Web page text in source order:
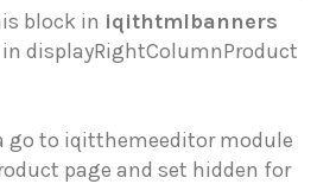
block in iqithtmlbanners
displayRightColumnProduct
go to iqitthemeeditor module
page and set hidden for